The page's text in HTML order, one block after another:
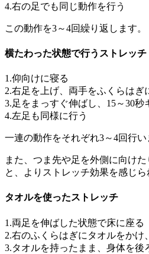
4.右の足でも同じ動作を行う
この動作を3～4回繰り返します。
横たわった状態で行うストレッチ
1.仰向けに寝る
2.右足を上げ、両手をふくらはぎ
3.足をまっすぐ伸ばし、15～30秒
4.左足も同様に行う
一連の動作をそれぞれ3～4回行い
また、つま先や足を外側に向け
と、よりストレッチ効果を感じら
タオルを使ったストレッチ
1.両足を伸ばした状態で床に座る
2.右のふくらはぎにタオルをかけ
3.タオルを持ったまま、身体を後